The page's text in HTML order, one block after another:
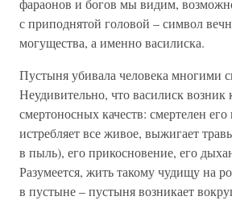
фараонов и богов мы видим,
с приподнятой головой – символ
могущества, а именно василиска.
Пустыня убивала человека многими
Неудивительно, что василиск возник
смертоносных качеств: смертелен его
истребляет все живое, выжигает
в пыль), его прикосновение, его
Разумеется, жить такому чудищу на
в пустыне – пустыня возникает